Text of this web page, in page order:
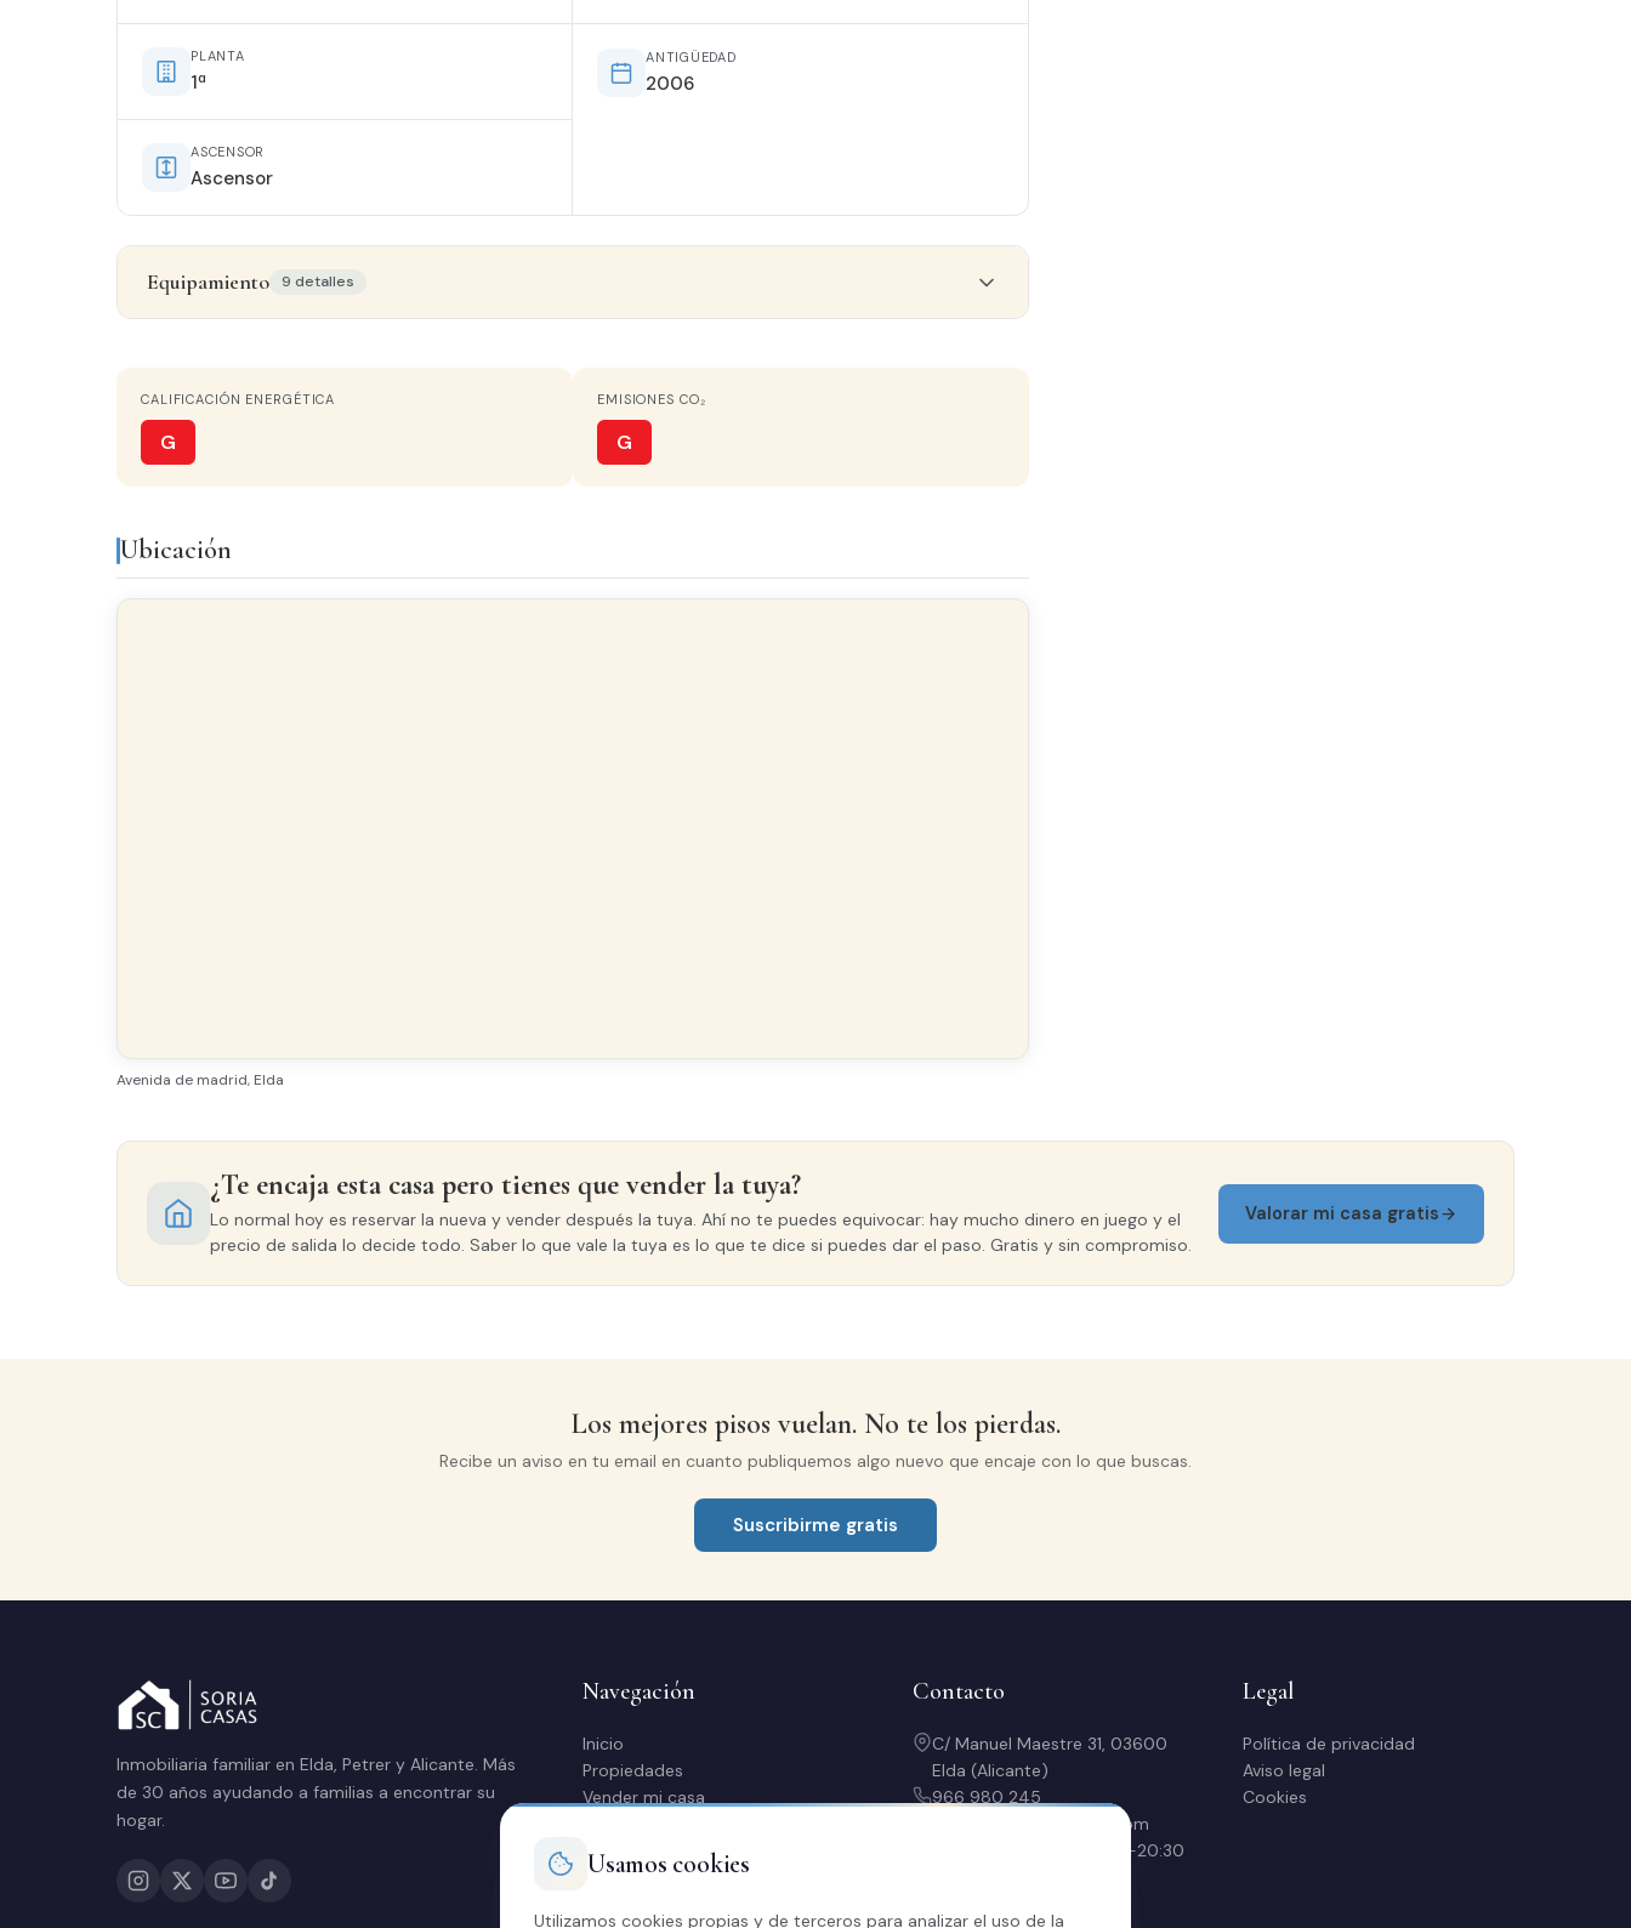
PLANTA
1ª
ANTIGÜEDAD
2006
ASCENSOR
Ascensor
Equipamiento 9 detalles
ESTADO ORIENTACIÓN
CALIFICACIÓN ENERGÉTICA
G
EMISIONES CO₂
G
Ubicación
Avenida de madrid, Elda
¿Te encaja esta casa pero tienes que vender la tuya?
Lo normal hoy es reservar la nueva y vender después la tuya. Ahí no te puedes equivocar: hay mucho dinero en juego y el
precio de salida lo decide todo. Saber lo que vale la tuya es lo que te dice si puedes dar el paso. Gratis y sin compromiso.
Valorar mi casa gratis
Los mejores pisos vuelan. No te los pierdas.
Recibe un aviso en tu email en cuanto publiquemos algo nuevo que encaje con lo que buscas.
Suscribirme gratis
Inmobiliaria familiar en Elda, Petrer y Alicante. Más
de 30 años ayudando a familias a encontrar su
hogar.
Navegación
Inicio
Propiedades
Vender mi casa
Quiero comprar
Nosotros
Contacto
C/ Manuel Maestre 31, 03600
Elda (Alicante)
966 980 245
contacto@soriacasas.com
L-V: 10:00-14:00 y 16:30-20:30
Legal
Política de privacidad
Aviso legal
Cookies
Usamos cookies
Utilizamos cookies propias y de terceros para analizar el uso de la